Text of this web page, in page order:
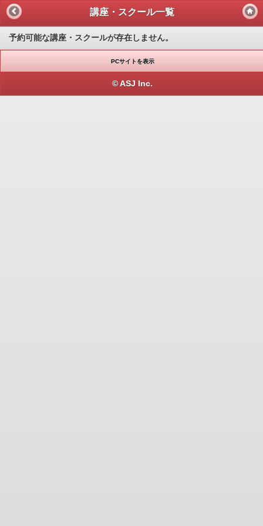
講座・スクール一覧
予約可能な講座・スクールが存在しません。
PCサイトを表示
© ASJ Inc.